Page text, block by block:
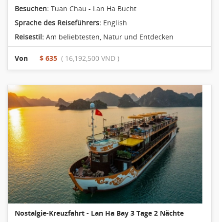
Besuchen: Tuan Chau - Lan Ha Bucht
Sprache des Reiseführers: English
Reisestil: Am beliebtesten, Natur und Entdecken
Von $ 635 ( 16,192,500 VND )
Nostalgie-Kreuzfahrt - Lan Ha Bay 3 Tage 2 Nächte